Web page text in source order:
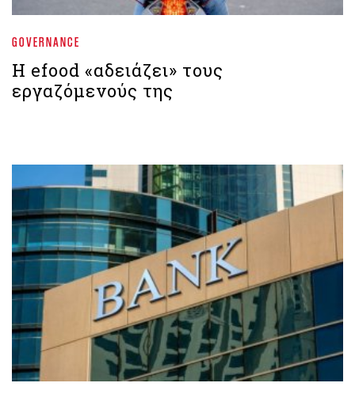
GOVERNANCE
Η efood «αδειάζει» τους
εργαζόμενούς της